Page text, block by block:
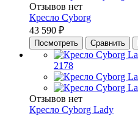
Отзывов нет
Кресло Cyborg
43 590 ₽
Посмотреть Сравнить
2178
Отзывов нет
Кресло Cyborg Lady